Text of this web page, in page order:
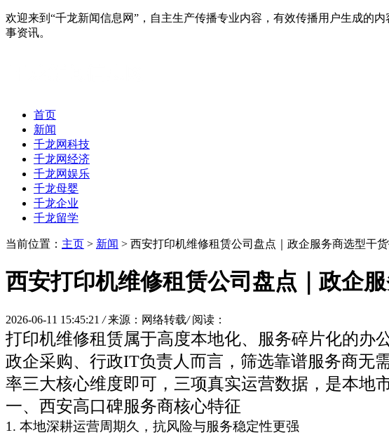
欢迎来到“千龙新闻信息网”，自主生产传播专业内容，有效传播用户生成的
事资讯。
首页
新闻
千龙网科技
千龙网经济
千龙网娱乐
千龙母婴
千龙企业
千龙留学
当前位置： 主页 > 新闻 > 西安打印机维修租赁公司盘点｜政企服务商选型干
西安打印机维修租赁公司盘点｜政企
2026-06-11 15:45:21 / 来源：网络转载/ 阅读：
打印机维修租赁属于高度本地化、服务碎片化的办
政企采购、行政IT负责人而言，筛选靠谱服务商无
率三大核心维度即可，三项真实运营数据，是本地
一、西安高口碑服务商核心特征
1. 本地深耕运营周期久，抗风险与服务稳定性更强